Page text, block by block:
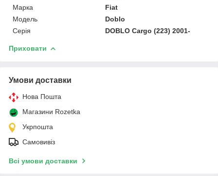
Марка
Fiat
Модель
Doblo
Серія
DOBLO Cargo (223) 2001-
Приховати
Умови доставки
Нова Пошта
Магазини Rozetka
Укрпошта
Самовивіз
Всі умови доставки